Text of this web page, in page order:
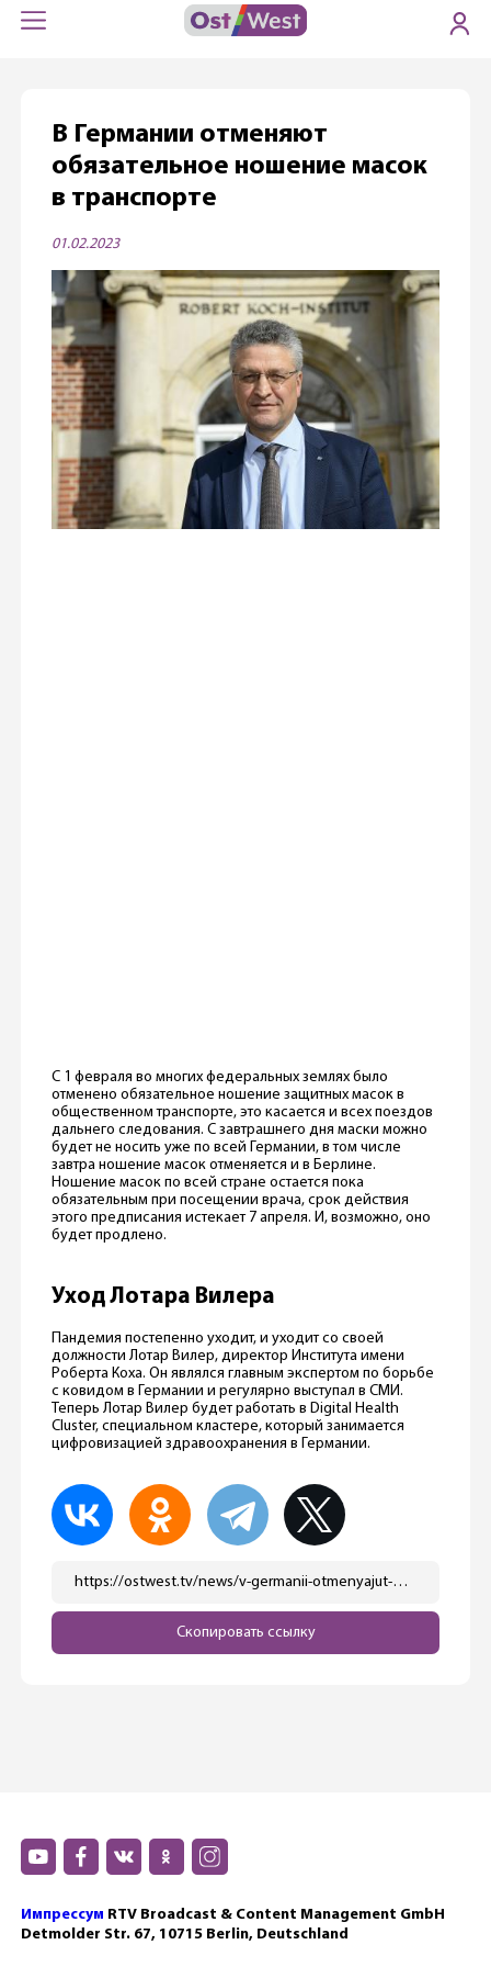
В Германии отменяют
обязательное ношение масок
в транспорте
01.02.2023
С 1 февраля во многих федеральных землях было
отменено обязательное ношение защитных масок в
общественном транспорте, это касается и всех поездов
дальнего следования. С завтрашнего дня маски можно
будет не носить уже по всей Германии, в том числе
завтра ношение масок отменяется и в Берлине.
Ношение масок по всей стране остается пока
обязательным при посещении врача, срок действия
этого предписания истекает 7 апреля. И, возможно, оно
будет продлено.
Уход Лотара Вилера
Пандемия постепенно уходит, и уходит со своей
должности Лотар Вилер, директор Института имени
Роберта Коха. Он являлся главным экспертом по борьбе
с ковидом в Германии и регулярно выступал в СМИ.
Теперь Лотар Вилер будет работать в Digital Health
Cluster, специальном кластере, который занимается
цифровизацией здравоохранения в Германии.
https://ostwest.tv/news/v-germanii-otmenyajut-obyazatelnoe-noshenie-masok-v-transporte/
Скопировать ссылку
Импрессум RTV Broadcast & Content Management GmbH
Detmolder Str. 67, 10715 Berlin, Deutschland